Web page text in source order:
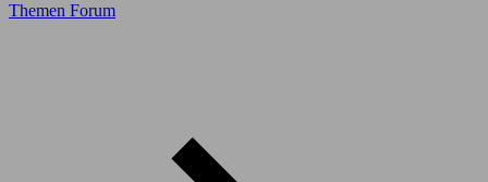
Themen Forum